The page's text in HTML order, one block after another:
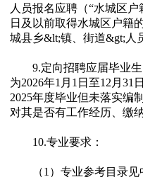
人员报名应聘（“水城区户
日及以前取得水城区户籍
城县乡&lt;镇、街道&gt;人
9.定向招聘应届毕业生
为2026年1月1日至12月31
2025年度毕业但未落实编
对其是否有工作经历、缴
10.专业要求：
（1）专业参考目录见